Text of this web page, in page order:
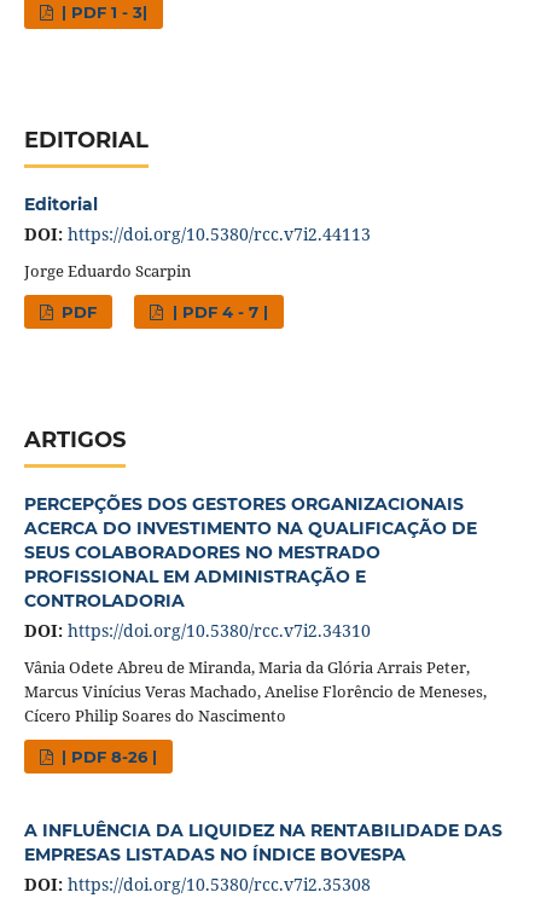
| PDF 1 - 3|
EDITORIAL
Editorial
DOI: https://doi.org/10.5380/rcc.v7i2.44113
Jorge Eduardo Scarpin
PDF | PDF 4 - 7 |
ARTIGOS
PERCEPÇÕES DOS GESTORES ORGANIZACIONAIS
ACERCA DO INVESTIMENTO NA QUALIFICAÇÃO DE
SEUS COLABORADORES NO MESTRADO
PROFISSIONAL EM ADMINISTRAÇÃO E
CONTROLADORIA
DOI: https://doi.org/10.5380/rcc.v7i2.34310
Vânia Odete Abreu de Miranda, Maria da Glória Arrais Peter,
Marcus Vinícius Veras Machado, Anelise Florêncio de Meneses,
Cícero Philip Soares do Nascimento
| PDF 8-26 |
A INFLUÊNCIA DA LIQUIDEZ NA RENTABILIDADE DAS
EMPRESAS LISTADAS NO ÍNDICE BOVESPA
DOI: https://doi.org/10.5380/rcc.v7i2.35308